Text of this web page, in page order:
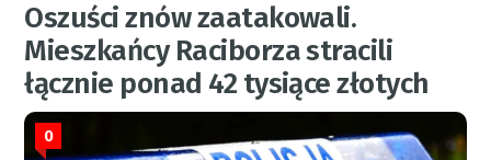
Oszuści znów zaatakowali.
Mieszkańcy Raciborza stracili
łącznie ponad 42 tysiące złotych
0